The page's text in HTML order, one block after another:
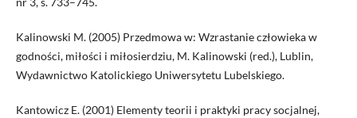
Kalinowski M. (2005) Przedmowa w: Wzrastanie człowieka w
godności, miłości i miłosierdziu, M. Kalinowski (red.), Lublin,
Wydawnictwo Katolickiego Uniwersytetu Lubelskiego.
Kantowicz E. (2001) Elementy teorii i praktyki pracy socjalnej,